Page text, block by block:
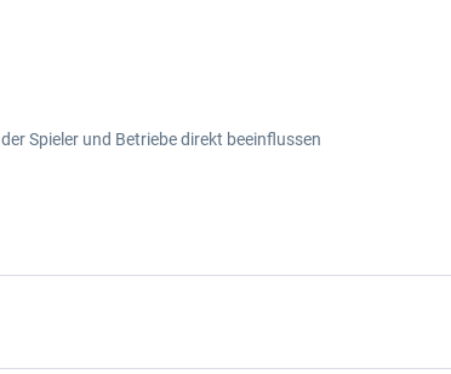
Spieler und Betriebe direkt beeinflussen